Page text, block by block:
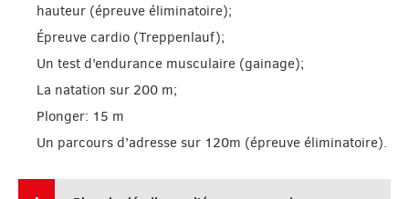
hauteur (épreuve éliminatoire);
Épreuve cardio (Treppenlauf);
Un test d’endurance musculaire (gainage);
La natation sur 200 m;
Plonger: 15 m
Un parcours d’adresse sur 120m (épreuve éliminatoire).